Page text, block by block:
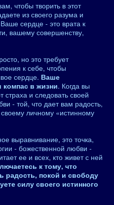
чтобы творить в этот
из своего разума и
сердце - это врата к
вашему совершенству,
но это требует
к себе, чтобы
сердце. Ваше
в жизни. Когда вы
страха и следовать своей
- той, что дает вам радость,
личному «истинному
выравнивание, это точка,
- божественной любви -
ее и всех, кто живет с ней
к тому, что
радость, покой и свободу
силу своего истинного